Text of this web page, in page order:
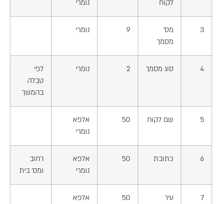
לקוח
נומרי
3
מס'
מסמך
9 נומרי
4 סוג מסמך 2 נומרי
לפי
טבלה
בהמשך
5 שם לקוח 50
אלפא
נומרי
6 כתובת 50
אלפא
נומרי
רחוב
ומס' בית
7 עיר 50
אלפא